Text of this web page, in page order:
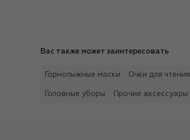
Вас также может заинтересовать
Горнолыжные маски Очки для чтения
Головные уборы Прочие аксессуары